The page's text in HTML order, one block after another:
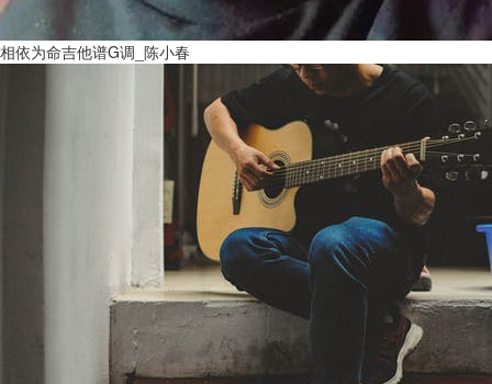
相依为命吉他谱G调_陈小春